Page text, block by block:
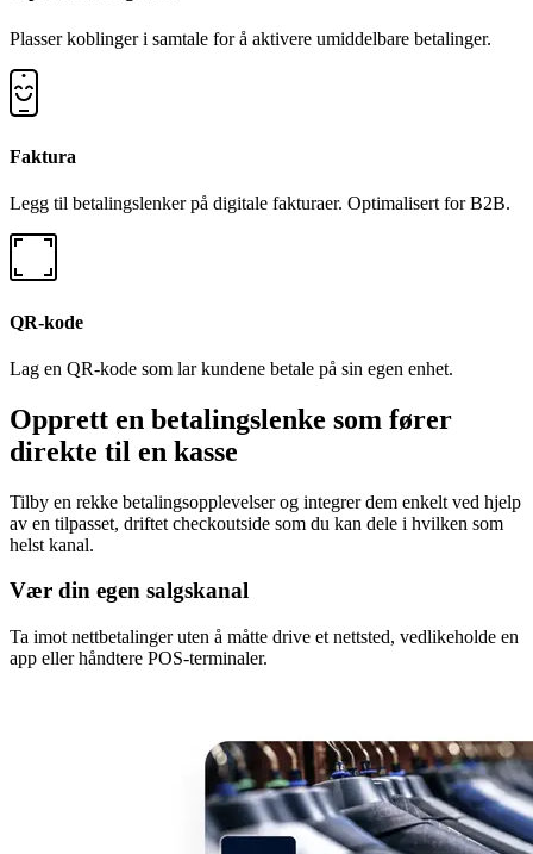
Plasser koblinger i samtale for å aktivere umiddelbare betalinger.
Faktura
Legg til betalingslenker på digitale fakturaer. Optimalisert for B2B.
QR-kode
Lag en QR-kode som lar kundene betale på sin egen enhet.
Opprett en betalingslenke som fører
direkte til en kasse
Tilby en rekke betalingsopplevelser og integrer dem enkelt ved hjelp
av en tilpasset, driftet checkoutside som du kan dele i hvilken som
helst kanal.
Vær din egen salgskanal
Ta imot nettbetalinger uten å måtte drive et nettsted, vedlikeholde en
app eller håndtere POS-terminaler.